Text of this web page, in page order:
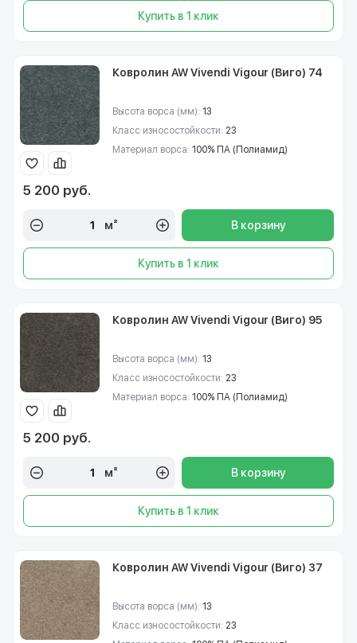
Купить в 1 клик
Ковролин AW Vivendi Vigour (Виго) 74
Высота ворса (мм): 13
Класс износостойкости: 23
Материал ворса: 100% ПА (Полиамид)
5 200 руб.
м² В корзину
Купить в 1 клик
Ковролин AW Vivendi Vigour (Виго) 95
Высота ворса (мм): 13
Класс износостойкости: 23
Материал ворса: 100% ПА (Полиамид)
5 200 руб.
м² В корзину
Купить в 1 клик
Ковролин AW Vivendi Vigour (Виго) 37
Высота ворса (мм): 13
Класс износостойкости: 23